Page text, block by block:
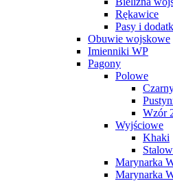
Rękawice
Pasy i
Obuwie wojskowe
Imienniki WP
Pagony
Polowe
Wzór
Wyjściowe
Khaki
Marynarka
Marynarka